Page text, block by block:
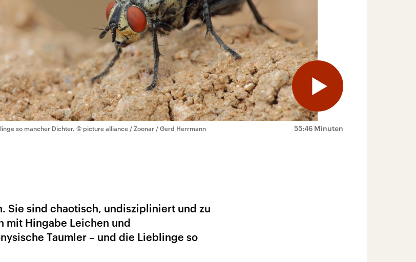
55:46 Minuten
so mancher Dichter. © picture alliance / Zoonar / Gerd Herrmann
Sie sind chaotisch, undiszipliniert und zu
mit Hingabe Leichen und
Taumler – und die Lieblinge so